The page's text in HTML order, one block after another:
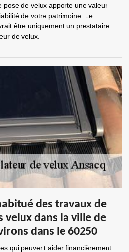
pose de velux apporte une valeur
de votre patrimoine. Le
être uniquement un prestataire
de velux.
des travaux de
velux dans la ville de
dans le 60250
qui peuvent aider financièrement